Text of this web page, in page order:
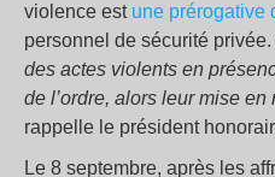
violence est une prérogative
personnel de sécurité privée.
des actes violents en
de l’ordre, alors leur mise
rappelle le président
Le 8 septembre, après les